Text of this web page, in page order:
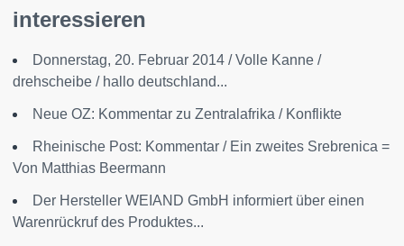
interessieren
Donnerstag, 20. Februar 2014 / Volle Kanne /
drehscheibe / hallo deutschland...
Neue OZ: Kommentar zu Zentralafrika / Konflikte
Rheinische Post: Kommentar / Ein zweites Srebrenica =
Von Matthias Beermann
Der Hersteller WEIAND GmbH informiert über einen
Warenrückruf des Produktes...